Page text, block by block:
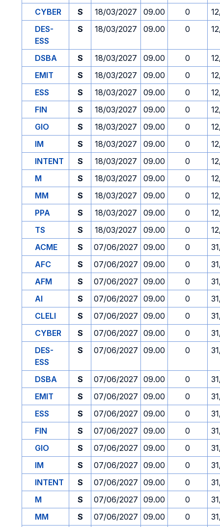
CYBER
S 18/03/2027 09.00 0
DES-
ESS
S 18/03/2027 09.00 0
DSBA S 18/03/2027 09.00 0
EMIT
S 18/03/2027 09.00 0
ESS
S 18/03/2027 09.00 0
FIN
S 18/03/2027 09.00 0
GIO
S 18/03/2027 09.00 0
IM
S 18/03/2027 09.00 0
INTENT
S 18/03/2027 09.00 0
M
S 18/03/2027 09.00 0
MM
S 18/03/2027 09.00 0
PPA
S 18/03/2027 09.00 0
TS
S 18/03/2027 09.00 0
ACME
S 07/06/2027 09.00 0
AFC
S 07/06/2027 09.00 0
AFM
S 07/06/2027 09.00 0
AI
S 07/06/2027 09.00 0
CLELI
S 07/06/2027 09.00 0
CYBER
S 07/06/2027 09.00 0
DES-
ESS
S 07/06/2027 09.00 0
DSBA S 07/06/2027 09.00 0
EMIT
S 07/06/2027 09.00 0
ESS
S 07/06/2027 09.00 0
FIN
S 07/06/2027 09.00 0
GIO
S 07/06/2027 09.00 0
IM
S 07/06/2027 09.00 0
INTENT
S 07/06/2027 09.00 0
M
S 07/06/2027 09.00 0
MM
S 07/06/2027 09.00 0